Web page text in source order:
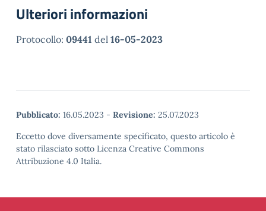
Ulteriori informazioni
Protocollo: 09441 del 16-05-2023
Pubblicato: 16.05.2023 - Revisione: 25.07.2023
Eccetto dove diversamente specificato, questo articolo è
stato rilasciato sotto Licenza Creative Commons
Attribuzione 4.0 Italia.